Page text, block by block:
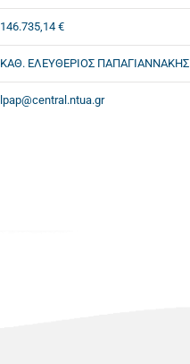
146.735,14 €
ΚΑΘ. ΕΛΕΥΘΕΡΙΟΣ ΠΑΠΑΓΙΑΝΝΑΚΗΣ
lpap@central.ntua.gr